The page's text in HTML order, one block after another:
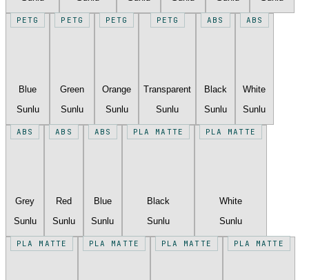
PETG
Blue
Sunlu
PETG
Green
Sunlu
PETG
Orange
Sunlu
PETG
Transparent
Sunlu
ABS
Black
Sunlu
ABS
White
Sunlu
ABS
Grey
Sunlu
ABS
Red
Sunlu
ABS
Blue
Sunlu
PLA MATTE
Black
Sunlu
PLA MATTE
White
Sunlu
PLA MATTE PLA MATTE PLA MATTE PLA MATTE